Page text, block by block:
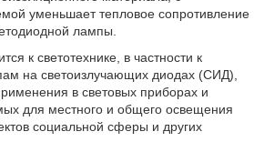
уменьшает тепловое сопротивление
лампы.
к светотехнике, в частности к
на светоизлучающих диодах (СИД),
в световых приборах и
для местного и общего освещения
социальной сферы и других